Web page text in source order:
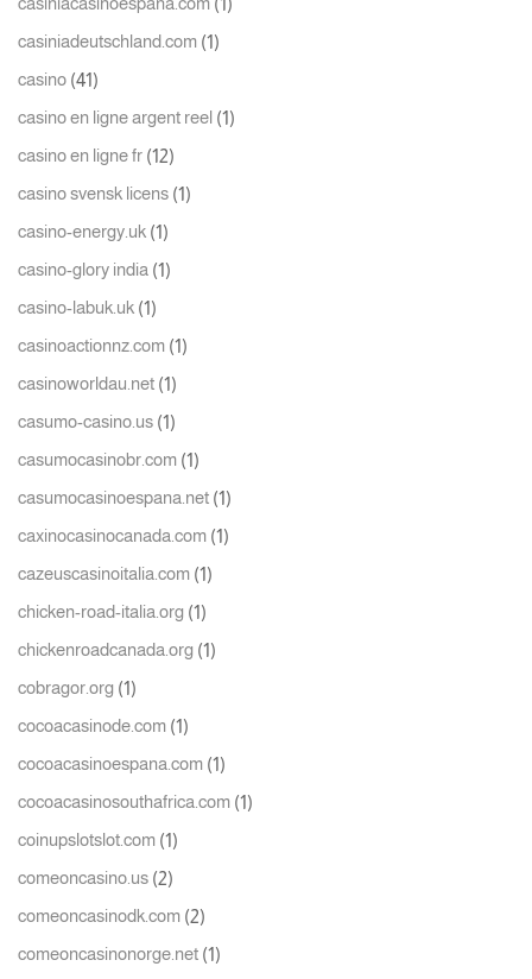
casiniacasinoespana.com
casiniadeutschland.com (1)
casino (41)
casino en ligne argent reel (1)
casino en ligne fr (12)
casino svensk licens (1)
casino-energy.uk (1)
casino-glory india (1)
casino-labuk.uk (1)
casinoactionnz.com (1)
casinoworldau.net (1)
casumo-casino.us (1)
casumocasinobr.com (1)
casumocasinoespana.net (1)
caxinocasinocanada.com (1)
cazeuscasinoitalia.com (1)
chicken-road-italia.org (1)
chickenroadcanada.org (1)
cobragor.org (1)
cocoacasinode.com (1)
cocoacasinoespana.com (1)
cocoacasinosouthafrica.com (1)
coinupslotslot.com (1)
comeoncasino.us (2)
comeoncasinodk.com (2)
comeoncasinonorge.net (1)